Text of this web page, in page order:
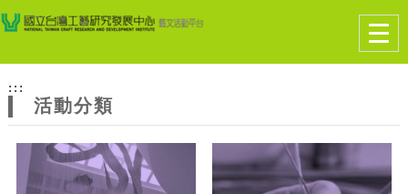
網
站
主
題
跳到主要內容
網站導覽
:::
活動分類